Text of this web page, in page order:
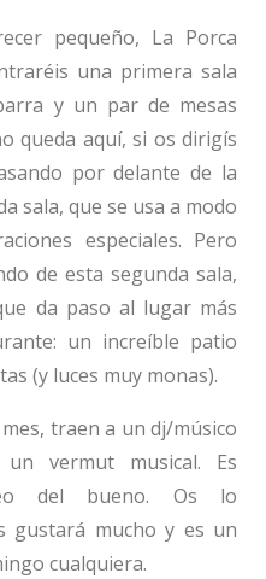
pequeño, La Porca
una primera sala
y un par de mesas
queda aquí, si os dirigís
por delante de la
sala, que se usa a modo
especiales. Pero
de esta segunda sala,
da paso al lugar más
un increíble patio
(y luces muy monas).
traen a un dj/músico
vermut musical. Es
del bueno. Os lo
gustará mucho y es un
cualquiera.